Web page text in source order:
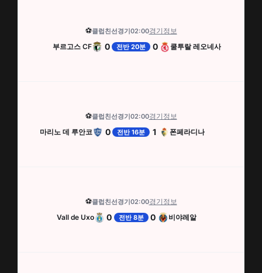
⚽클럽친선경기02:00경기정보
부르고스 CF
0 전반 20분 0 쿨투랄 레오네사
⚽클럽친선경기02:00경기정보
마리노 데 루안코
0 전반 16분 1 폰페라디나
⚽클럽친선경기02:00경기정보
Vall de Uxo
0 전반 8분 0 비야레알